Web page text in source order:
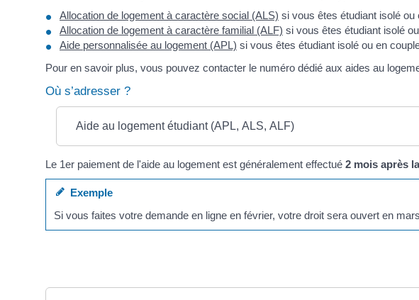
Allocation de logement à caractère social (ALS) si vous êtes étudiant isolé
Allocation de logement à caractère familial (ALF) si vous êtes étudiant isolé
Aide personnalisée au logement (APL) si vous êtes étudiant isolé ou en
Pour en savoir plus, vous pouvez contacter le numéro dédié aux aides au
Où s’adresser ?
Aide au logement étudiant (APL, ALS, ALF)
Le 1er paiement de l'aide au logement est généralement effectué 2 mois après
Exemple
Si vous faites votre demande en ligne en février, votre droit sera ouvert en